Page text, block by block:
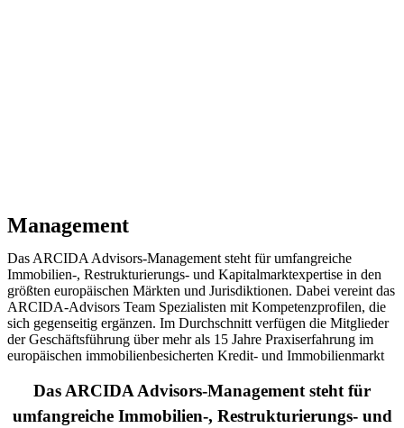
Management
Das ARCIDA Advisors-Management steht für umfangreiche
Immobilien-, Restrukturierungs- und Kapitalmarktexpertise in den
größten europäischen Märkten und Jurisdiktionen. Dabei vereint das
ARCIDA-Advisors Team Spezialisten mit Kompetenzprofilen, die
sich gegenseitig ergänzen. Im Durchschnitt verfügen die Mitglieder
der Geschäftsführung über mehr als 15 Jahre Praxiserfahrung im
europäischen immobilienbesicherten Kredit- und Immobilienmarkt
Das ARCIDA Advisors-Management steht für
umfangreiche Immobilien-, Restrukturierungs- und